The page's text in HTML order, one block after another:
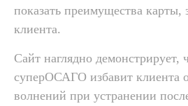
показать преимущества карты,
клиента.
Сайт наглядно демонстрирует,
суперОСАГО избавит клиента
волнений при устранении